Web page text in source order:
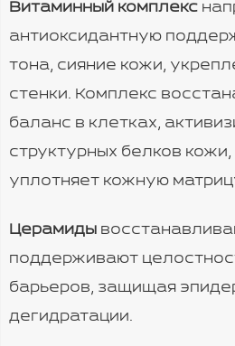
Витаминный комплекс
антиоксидантную
тона, сияние кожи,
стенки. Комплекс
баланс в клетках,
структурных белков
уплотняет кожную
Церамиды
поддерживают
барьеров, защищая
дегидратации.